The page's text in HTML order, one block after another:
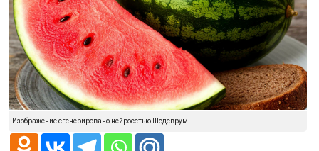
Изображение сгенерировано нейросетью Шедеврум